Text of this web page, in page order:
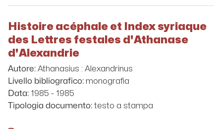
Histoire acéphale et Index syriaque
des Lettres festales d'Athanase
d'Alexandrie
Autore: Athanasius : Alexandrinus
Livello bibliografico: monografia
Data: 1985 - 1985
Tipologia documento: testo a stampa